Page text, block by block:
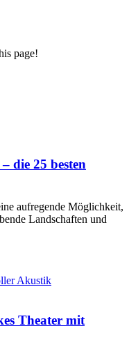
page!
die 25 besten
aufregende Möglichkeit,
Landschaften und
Theater mit